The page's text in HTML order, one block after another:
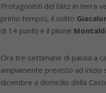
Protagonisti del blitz in terra
primo tempo), il solito
di 14 punti) e il pilone
Ora tre settimane di pausa a
ampiamente previsto ad
dicembre a domicilio della